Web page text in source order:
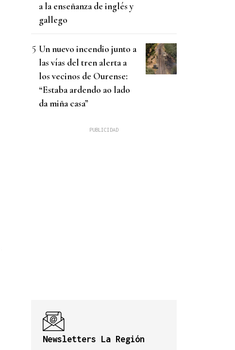
a la enseñanza de inglés y
gallego
Un nuevo incendio junto a
las vías del tren alerta a
los vecinos de Ourense:
“Estaba ardendo ao lado
da miña casa”
Newsletters La Región